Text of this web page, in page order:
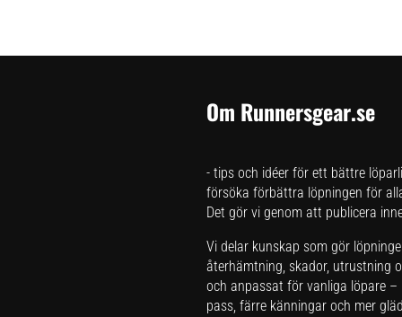
Om Runnersgear.se
- tips och idéer för ett bättre
försöka förbättra löpningen för
Det gör vi genom att publicera
Vi delar kunskap som gör
återhämtning, skador, utrustning
och anpassat för vanliga löpare –
pass, färre känningar och mer